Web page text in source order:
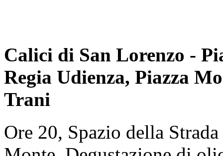
Calici di San Lorenzo -
Regia Udienza, Piazza
Trani
Ore 20, Spazio della